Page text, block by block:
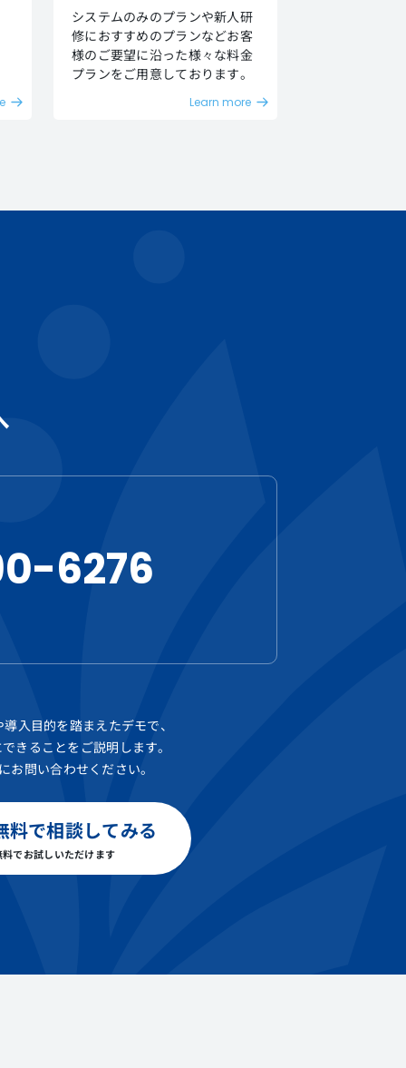
システムのみのプランや新人研
修におすすめのプランなどお客
様のご要望に沿った様々な料金
プランをご用意しております。
Learn more
6276
入目的を踏まえたデモで、
きることをご説明します。
お問い合わせください。
料で相談してみる
でお試しいただけます